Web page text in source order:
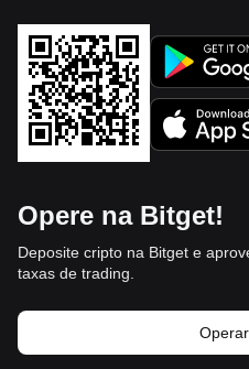
Opere na Bitget!
Deposite cripto na Bitget e
taxas de trading.